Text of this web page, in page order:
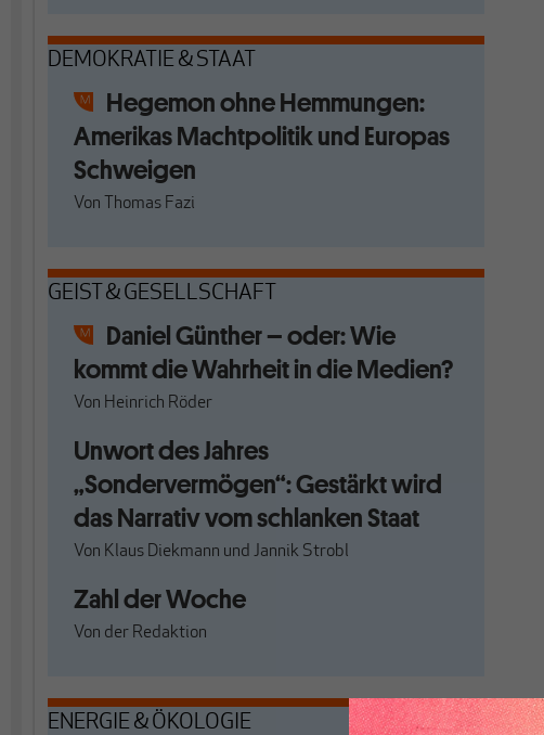
DEMOKRATIE & STAAT
Hegemon ohne Hemmungen:
Amerikas Machtpolitik und Europas
Schweigen
Von Thomas Fazi
GEIST & GESELLSCHAFT
Daniel Günther – oder: Wie
kommt die Wahrheit in die Medien?
Von Heinrich Röder
Unwort des Jahres
„Sondervermögen“: Gestärkt wird
das Narrativ vom schlanken Staat
Von Klaus Diekmann und Jannik Strobl
Zahl der Woche
Von der Redaktion
ENERGIE & ÖKOLOGIE